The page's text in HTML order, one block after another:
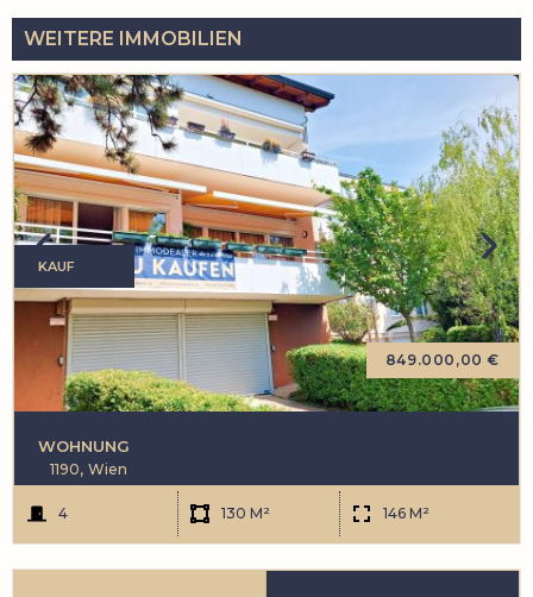
WEITERE IMMOBILIEN
WOHNUNG
KAUF
1190, Wien
4 130 M² 146 M²
849.000,00 €